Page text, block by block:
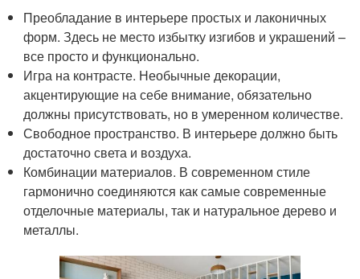
Преобладание в интерьере простых и лаконичных
форм. Здесь не место избытку изгибов и украшений –
все просто и функционально.
Игра на контрасте. Необычные декорации,
акцентирующие на себе внимание, обязательно
должны присутствовать, но в умеренном количестве.
Свободное пространство. В интерьере должно быть
достаточно света и воздуха.
Комбинации материалов. В современном стиле
гармонично соединяются как самые современные
отделочные материалы, так и натуральное дерево и
металлы.